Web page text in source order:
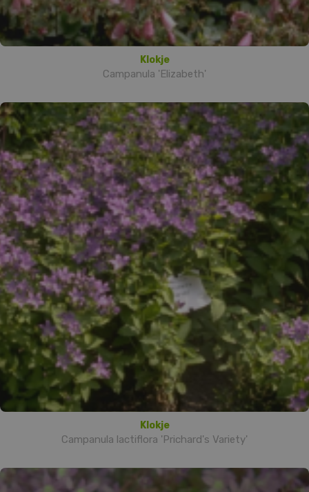
Klokje
Campanula 'Elizabeth'
Klokje
Campanula lactiflora 'Prichard's Variety'